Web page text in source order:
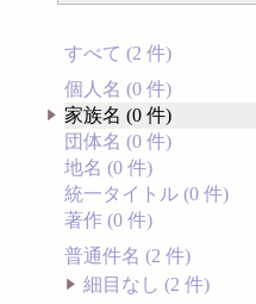
すべて (2 件)
個人名 (0 件)
家族名 (0 件)
団体名 (0 件)
地名 (0 件)
統一タイトル (0 件)
著作 (0 件)
普通件名 (2 件)
細目なし (2 件)